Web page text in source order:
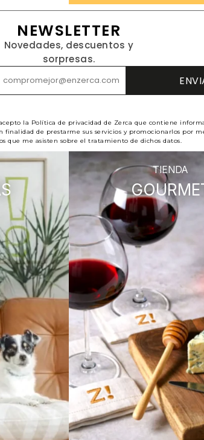
NEWSLETTER
Novedades, descuentos y
sorpresas.
la Política de privacidad de Zerca que contiene
de prestarme sus servicios y promocionarlos por
que me asisten sobre el tratamiento de dichos datos.
TIENDA